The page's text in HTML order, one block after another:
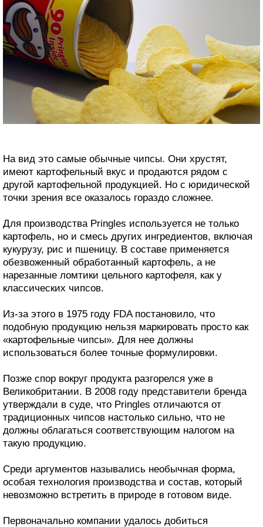
На вид это самые обычные чипсы. Они хрустят,
имеют картофельный вкус и продаются рядом с
другой картофельной продукцией. Но с юридической
точки зрения все оказалось гораздо сложнее.
Для производства Pringles используется не только
картофель, но и смесь других ингредиентов, включая
кукурузу, рис и пшеницу. В составе применяется
обезвоженный обработанный картофель, а не
нарезанные ломтики цельного картофеля, как у
классических чипсов.
Из-за этого в 1975 году FDA постановило, что
подобную продукцию нельзя маркировать просто как
«картофельные чипсы». Для нее должны
использоваться более точные формулировки.
Позже спор вокруг продукта разгорелся уже в
Великобритании. В 2008 году представители бренда
утверждали в суде, что Pringles отличаются от
традиционных чипсов настолько сильно, что не
должны облагаться соответствующим налогом на
такую продукцию.
Среди аргументов назывались необычная форма,
особая технология производства и состав, который
невозможно встретить в природе в готовом виде.
Первоначально компании удалось добиться